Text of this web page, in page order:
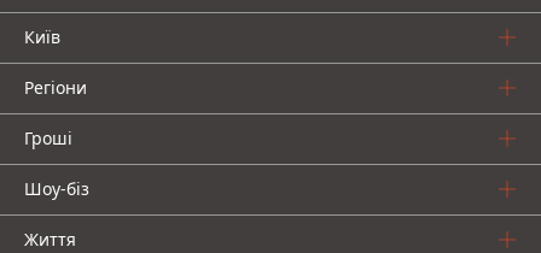
Київ
Регіони
Гроші
Шоу-біз
Життя